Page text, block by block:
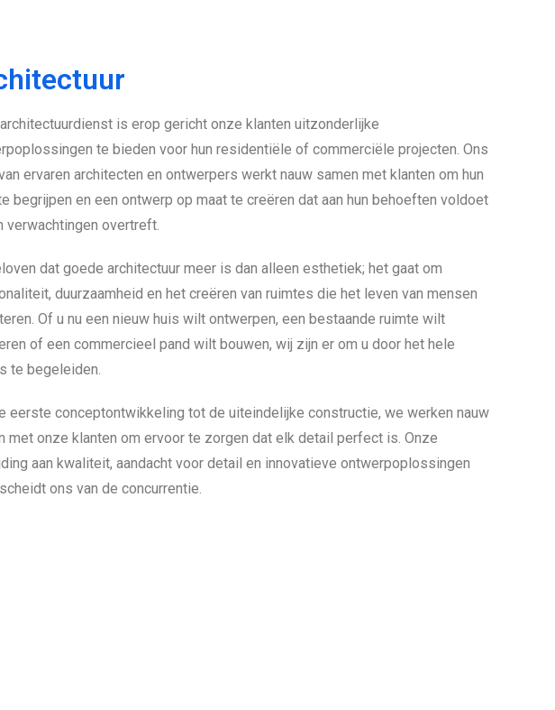
is erop gericht onze klanten uitzonderlijke
te bieden voor hun residentiële of commerciële projecten. Ons
ervaren architecten en ontwerpers werkt nauw samen met klanten om hun
begrijpen en een ontwerp op maat te creëren dat aan hun behoeften voldoet
verwachtingen overtreft.
dat goede architectuur meer is dan alleen esthetiek; het gaat om
duurzaamheid en het creëren van ruimtes die het leven van mensen
Of u nu een nieuw huis wilt ontwerpen, een bestaande ruimte wilt
of een commercieel pand wilt bouwen, wij zijn er om u door het hele
te begeleiden.
eerste conceptontwikkeling tot de uiteindelijke constructie, we werken nauw
met onze klanten om ervoor te zorgen dat elk detail perfect is. Onze
aan kwaliteit, aandacht voor detail en innovatieve ontwerpoplossingen
ons van de concurrentie.